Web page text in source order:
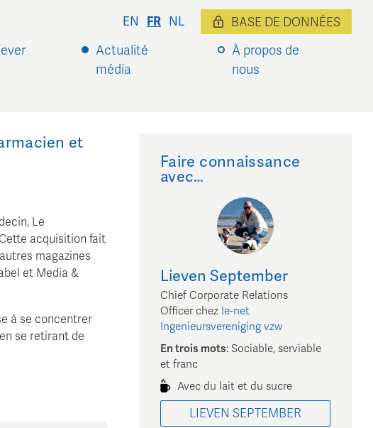
Actualité
média
À propos de
nous
EN FR NL BASE DE DONNÉES
et
Le
acquisition fait
magazines
et Media &
à se concentrer
se retirant de
Faire connaissance
avec…
Lieven September
Chief Corporate Relations
Officer chez Ie-net
Ingenieursvereniging vzw
En trois mots: Sociable, serviable
et franc
Avec du lait et du sucre
LIEVEN SEPTEMBER